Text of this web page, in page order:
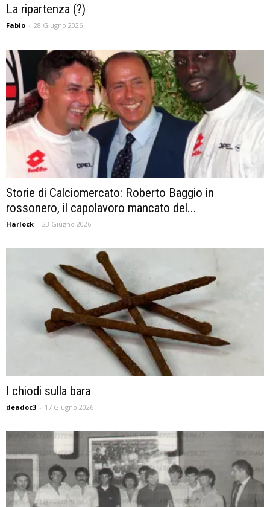
La ripartenza (?)
Fabio - 28 Giugno 2026
Storie di Calciomercato: Roberto Baggio in
rossonero, il capolavoro mancato del...
Harlock - 23 Giugno 2026
I chiodi sulla bara
deadoc3 - 17 Giugno 2026